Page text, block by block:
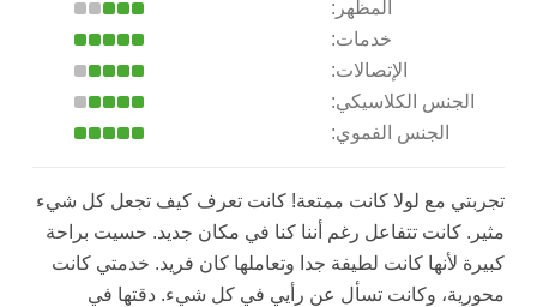
المظهر:
خدمات:
الإتصالات:
الجنس الكلاسيكي:
الجنس الفموي:
تجربتي مع لولا كانت ممتعة! كانت تعرف كيف تجعل كل شيء
مثير. كانت تتفاعل رغم أننا كنا في مكان جديد. حسيت براحة
كبيرة لأنها كانت لطيفة جدا وتعاملها كان فريد. خدمتي كانت
محورية، وكانت تسأل عن رأيي في كل شيء. دقتها في